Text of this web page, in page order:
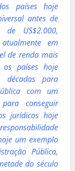
países hoje
antes de
US$2.000,
em
de renda mais
países hoje
décadas para
com um
conseguir
jurídicos hoje
um exemplo
Pública,
do século